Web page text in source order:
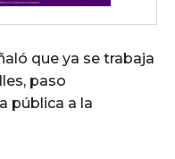
que ya se trabaja
paso
pública a la